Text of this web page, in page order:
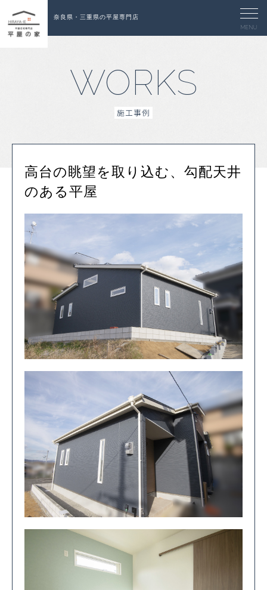
奈良県・三重県の平屋専門店
MENU
WORKS
施工事例
高台の眺望を取り込む、勾配天井
のある平屋